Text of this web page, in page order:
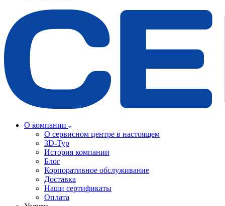
О компании
О сервисном центре в настоящем
3D-Тур
История компании
Блог
Корпоративное обслуживание
Доставка
Наши сертификаты
Оплата